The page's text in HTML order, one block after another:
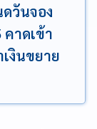
วันจอง
าดเข้า
งินขยาย